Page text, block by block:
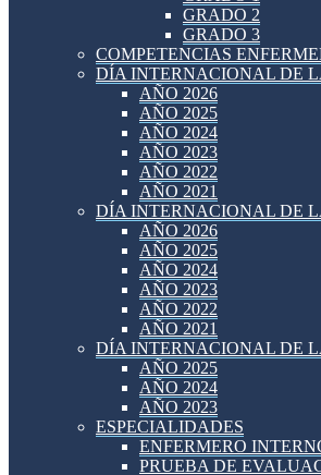
GRADO 2
GRADO 3
COMPETENCIAS
DÍA INTERNACIONAL DE
AÑO 2026
AÑO 2025
AÑO 2024
AÑO 2023
AÑO 2022
AÑO 2021
DÍA INTERNACIONAL DE
AÑO 2026
AÑO 2025
AÑO 2024
AÑO 2023
AÑO 2022
AÑO 2021
DÍA INTERNACIONAL DE
AÑO 2025
AÑO 2024
AÑO 2023
ESPECIALIDADES
ENFERMERO
PRUEBA DE